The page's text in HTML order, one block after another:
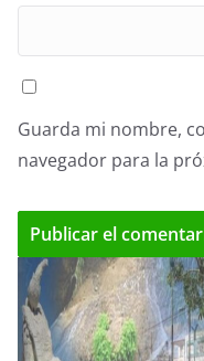
Guarda mi nombre,
navegador para la